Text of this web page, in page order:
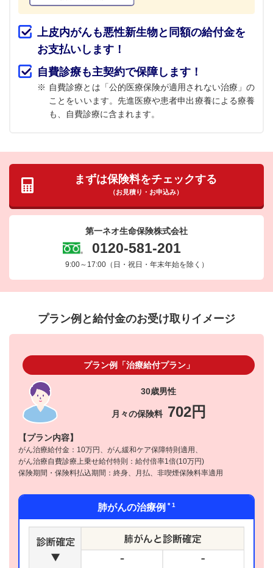
上皮内がんも悪性新生物と同額の給付金を
お支払いします！
自費診療も主契約で保障します！
※ 自費診療とは「公的医療保険が適用されない治療」の
ことをいいます。先進医療や患者申出療養による療養
も、自費診療に含まれます。
まずは保険料をチェックする
（お見積り・お申込み）
第一ネオ生命保険株式会社
0120-581-201
9:00～17:00（日・祝日・年末年始を除く）
プラン例と給付金のお受け取りイメージ
プラン例「治療給付プラン」
30歳男性
月々の保険料 702円
【プラン内容】
がん治療給付金：10万円、がん緩和ケア保障特則適用、
がん治療自費診療上乗せ給付特則：給付倍率1倍(10万円)
保険期間・保険料払込期間：終身、月払、非喫煙保険料率適用
肺がんの治療例 ＊1